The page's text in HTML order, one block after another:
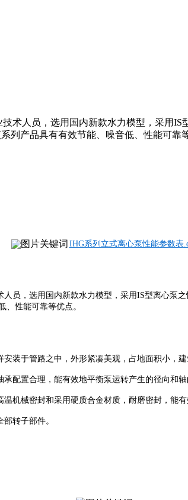
术人员，选用国内新款水力模型，采用
列产品具有有效节能、噪音低、性能可靠
IHG系列立式离心泵性能参数表
人员，选用国内新款水力模型，采用IS型离心泵
、性能可靠等优点。
安装于管路之中，外形紧凑美观，占地面积小，
配置合理，能有效地平衡泵运转产生的径向和
机械密封和采用硬质合金材质，耐磨密封，能
转子部件。